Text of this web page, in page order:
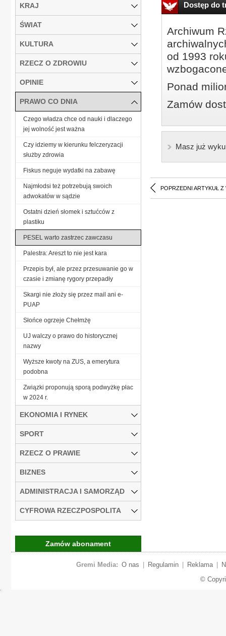
Dostęp do
Archiwum
od 1993
Ponad
Zamów
Masz już
POPRZEDNI ARTYKUŁ Z
KRAJ
ŚWIAT
KULTURA
RZECZ O ZDROWIU
OPINIE
PRAWO CO DNIA
Czego władza chce od nauki i dlaczego
jej wolność jest ważna
Czy idziemy w kierunku felczeryzacji
służby zdrowia
Fiskus neguje wydatki na zabawę
Najmłodsi też potrzebują swoich
adwokatów w sądzie
Ostatni dzień słomek i sztućców z
plastiku
PESEL warto zastrzec zawczasu
Palestra: Areszt to nie jest kara
Przepis był, ale przez przesuwanie go w
czasie i zmianę rygory przepadły
Skargi nie złoży się przez mail ani e-
PUAP
Słońce ogrzeje Chełmżę
UJ walczy o prawo do historycznej
nazwy
Wyższe kwoty na ZUS, a emerytura
podobna
Związki proponują sporą podwyżkę płac
w 2024 r.
EKONOMIA I RYNEK
SPORT
RZECZ O PRAWIE
BIZNES
ADMINISTRACJA I SAMORZĄD
CYFROWA RZECZPOSPOLITA
Zamów abonament
Gremi Media: O nas Regulamin Reklama
©